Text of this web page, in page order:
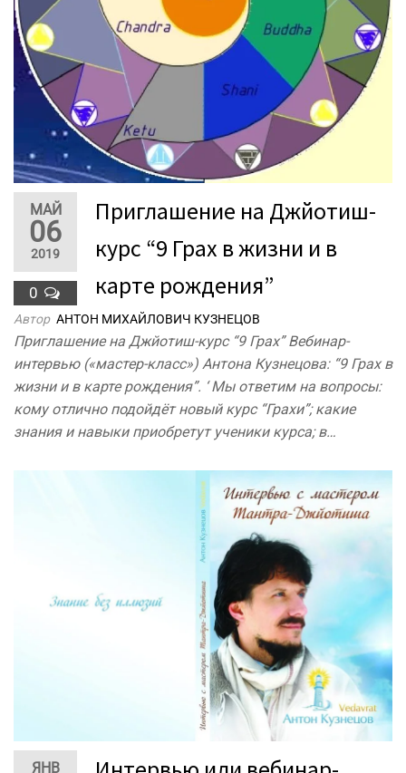
МАЙ
06
2019
0
Приглашение на Джйотиш-
курс “9 Грах в жизни и в
карте рождения”
Автор АНТОН МИХАЙЛОВИЧ КУЗНЕЦОВ
Приглашение на Джйотиш-курс “9 Грах” Вебинар-
интервью («мастер-класс») Антона Кузнецова: “9 Грах в
жизни и в карте рождения”. ‘ Мы ответим на вопросы:
кому отлично подойдёт новый курс “Грахи”; какие
знания и навыки приобретут ученики курса; в…
ЯНВ